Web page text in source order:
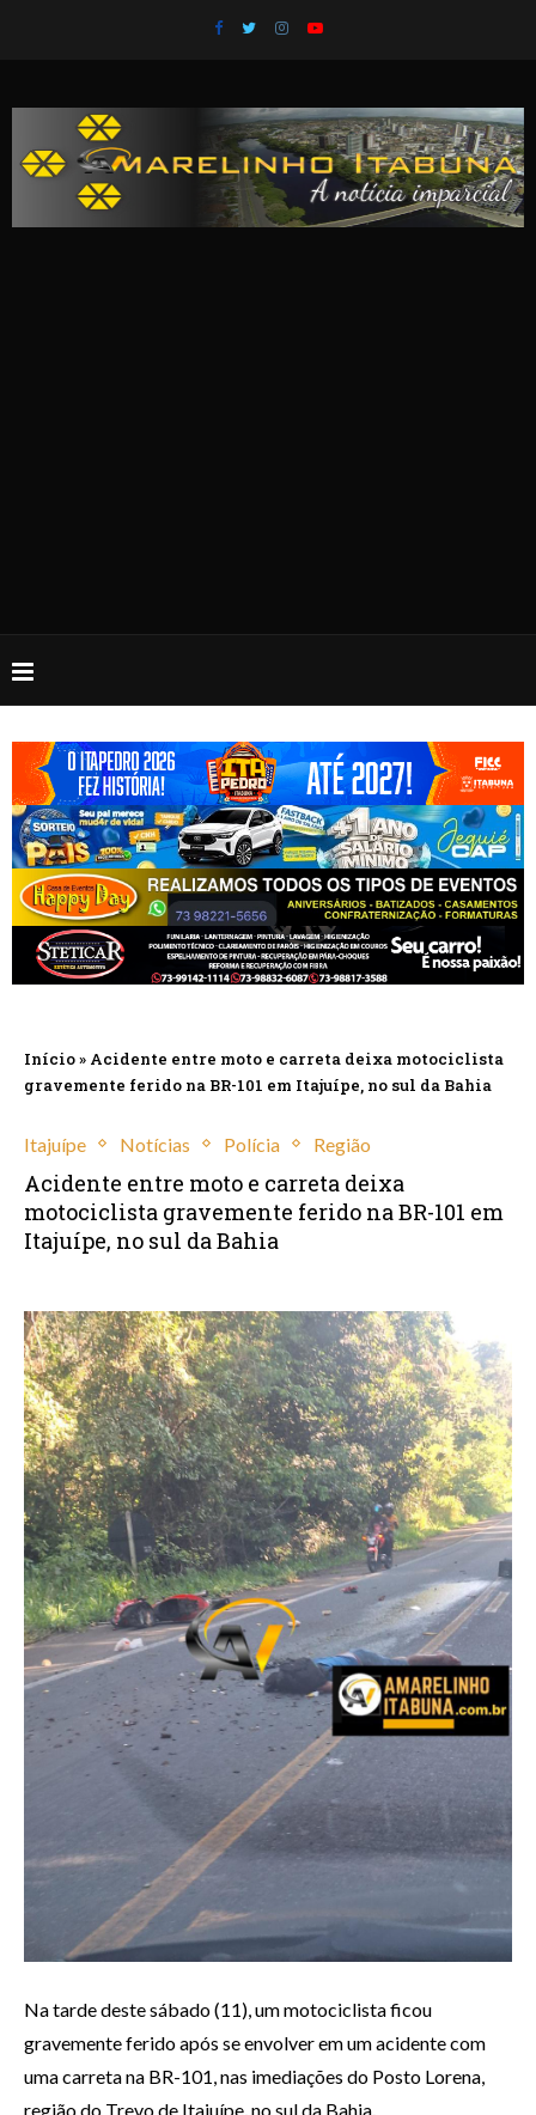
Início» Acidente entre moto e carreta deixa motociclista
gravemente ferido na BR-101 em Itajuípe, no sul da Bahia
Itajuípe Notícias Polícia Região
Acidente entre moto e carreta deixa
motociclista gravemente ferido na BR-101 em
Itajuípe, no sul da Bahia
Na tarde deste sábado (11), um motociclista ficou
gravemente ferido após se envolver em um acidente com
uma carreta na BR-101, nas imediações do Posto Lorena,
região do Trevo de Itajuípe, no sul da Bahia.